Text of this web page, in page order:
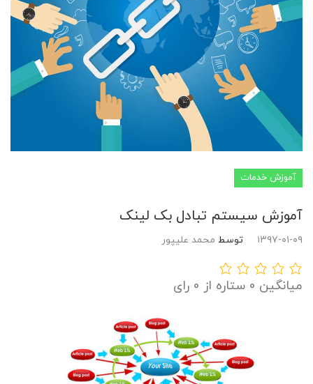
آموزش خدمات
آموزش سیستم تبادل بک لینک
۱۳۹۷-۰۱-۰۹ توسط محمد علیپور
میانگین 0 ستاره از 0 رای